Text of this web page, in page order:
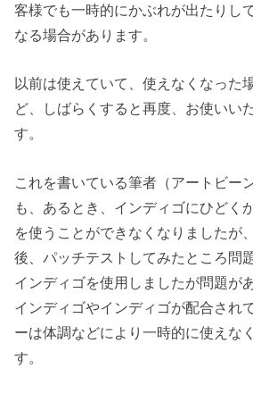
客様でも一時的にかぶれが出たりし
なる場合があります。
以前は使えていて、使えなくなった
ど、しばらくすると再度、お使いい
す。
これを書いている筆者（アートビー
も、あるとき、インディゴにひどく
を使うことができなくなりましたが
後、パッチテストしてみたところ問
インディゴを使用しましたが問題が
インディゴやインディゴが配合され
ーは体調などにより一時的に使えな
す。